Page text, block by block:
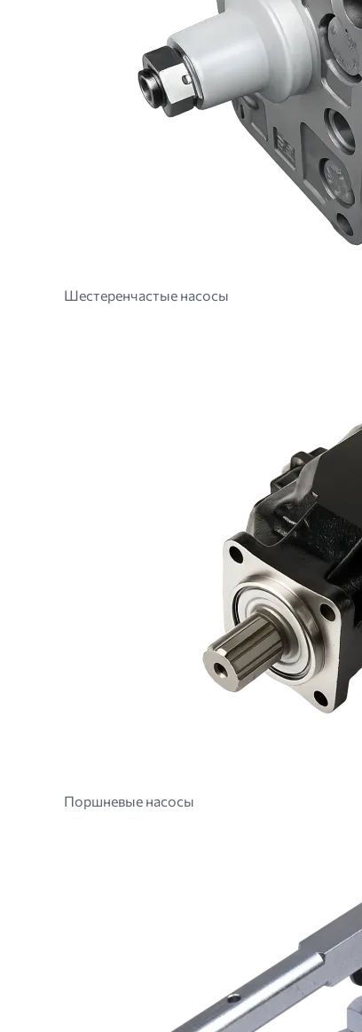
Шестеренчастые насосы
Поршневые насосы